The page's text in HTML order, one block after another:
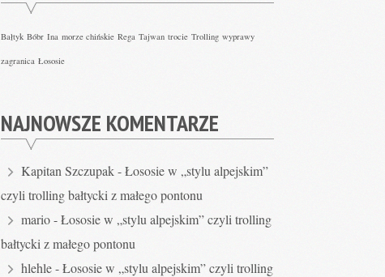
Bałtyk Bóbr Ina morze chińskie Rega Tajwan trocie Trolling wyprawy
zagranica Łososie
NAJNOWSZE KOMENTARZE
Kapitan Szczupak-Łososie w „stylu alpejskim”
czyli trolling bałtycki z małego pontonu
mario-Łososie w „stylu alpejskim” czyli trolling
bałtycki z małego pontonu
hlehle-Łososie w „stylu alpejskim” czyli trolling